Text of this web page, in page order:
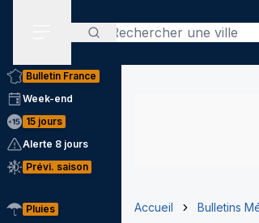
Rechercher
Bulletin France
Week-end
15 jours
Alerte 8 jours
Prévi. saison
Pluies
Accueil Bulletins